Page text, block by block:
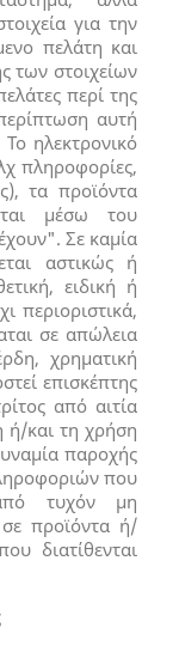
για την
πελάτη και
των στοιχείων
περί της
αυτή
ηλεκτρονικό
πληροφορίες,
τα προϊόντα
μέσω του
Σε καμία
αστικώς ή
ειδική ή
περιοριστικά,
σε απώλεια
χρηματική
επισκέπτης
από αιτία
ή/και τη χρήση
παροχής
που
τυχόν μη
σε προϊόντα ή/
διατίθενται